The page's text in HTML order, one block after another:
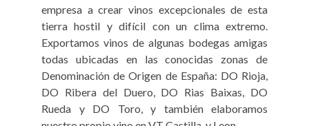
empresa a crear vinos excepcionales de esta
tierra hostil y difícil con un clima extremo.
Exportamos vinos de algunas bodegas amigas
todas ubicadas en las conocidas zonas de
Denominación de Origen de España: DO Rioja,
DO Ribera del Duero, DO Rias Baixas, DO
Rueda y DO Toro, y también elaboramos